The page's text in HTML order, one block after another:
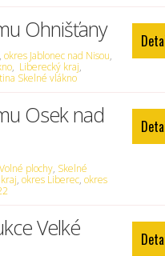
Ohnišťany
, okres Jablonec nad Nisou,
, Liberecký kraj,
Skelné vlákno
Osek nad
Volné plochy, Skelné
, okres Liberec, okres
Velké